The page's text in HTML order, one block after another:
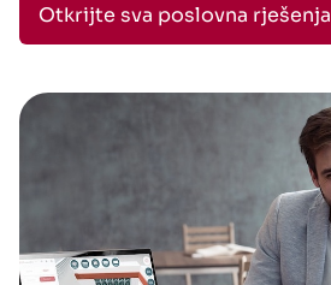
Otkrijte sva poslovna rješenja